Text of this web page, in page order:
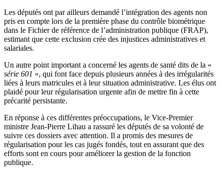
Les députés ont par ailleurs demandé l’intégration des agents non
pris en compte lors de la première phase du contrôle biométrique
dans le Fichier de référence de l’administration publique (FRAP),
estimant que cette exclusion crée des injustices administratives et
salariales.
Un autre point important a concerné les agents de santé dits de la «
série 601 », qui font face depuis plusieurs années à des irrégularités
liées à leurs matricules et à leur situation administrative. Les élus ont
plaidé pour leur régularisation urgente afin de mettre fin à cette
précarité persistante.
En réponse à ces différentes préoccupations, le Vice-Premier
ministre Jean-Pierre Lihau a rassuré les députés de sa volonté de
suivre ces dossiers avec attention. Il a promis des mesures de
régularisation pour les cas jugés fondés, tout en assurant que des
efforts sont en cours pour améliorer la gestion de la fonction
publique.